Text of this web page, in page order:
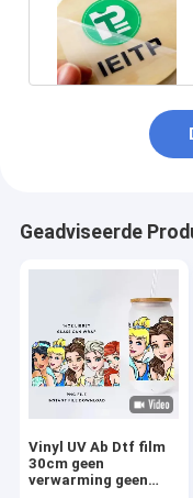
Geadviseerde
Vinyl UV Ab Dtf film
30cm geen
verwarming geen